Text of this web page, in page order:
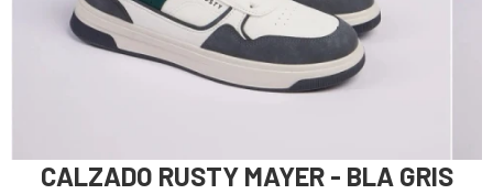
CALZADO RUSTY MAYER - BLA GRIS